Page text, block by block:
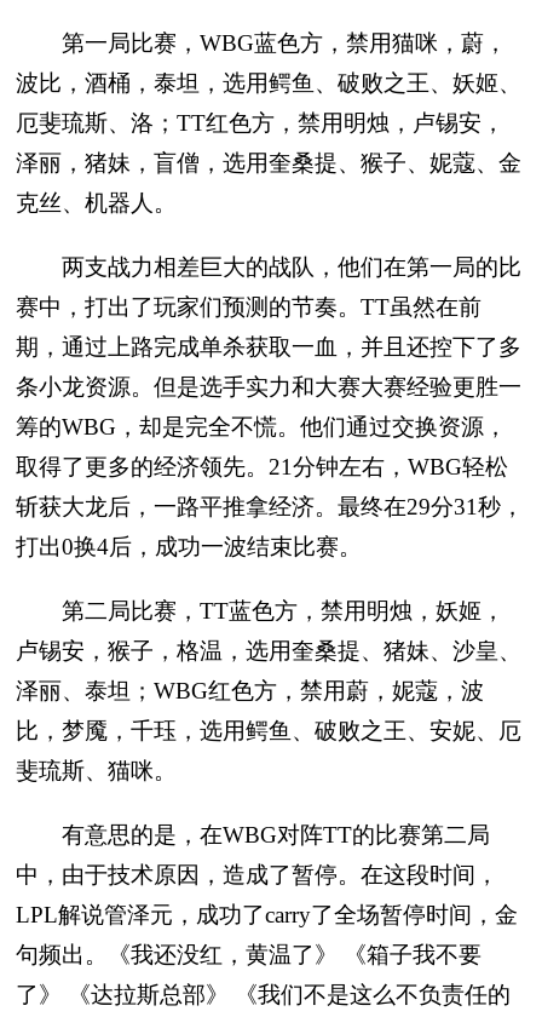
第一局比赛，WBG蓝色方，禁用猫咪，蔚，
波比，酒桶，泰坦，选用鳄鱼、破败之王、妖姬、
厄斐琉斯、洛；TT红色方，禁用明烛，卢锡安，
泽丽，猪妹，盲僧，选用奎桑提、猴子、妮蔻、金
克丝、机器人。
两支战力相差巨大的战队，他们在第一局的比
赛中，打出了玩家们预测的节奏。TT虽然在前
期，通过上路完成单杀获取一血，并且还控下了多
条小龙资源。但是选手实力和大赛大赛经验更胜一
筹的WBG，却是完全不慌。他们通过交换资源，
取得了更多的经济领先。21分钟左右，WBG轻松
斩获大龙后，一路平推拿经济。最终在29分31秒，
打出0换4后，成功一波结束比赛。
第二局比赛，TT蓝色方，禁用明烛，妖姬，
卢锡安，猴子，格温，选用奎桑提、猪妹、沙皇、
泽丽、泰坦；WBG红色方，禁用蔚，妮蔻，波
比，梦魇，千珏，选用鳄鱼、破败之王、安妮、厄
斐琉斯、猫咪。
有意思的是，在WBG对阵TT的比赛第二局
中，由于技术原因，造成了暂停。在这段时间，
LPL解说管泽元，成功了carry了全场暂停时间，金
句频出。《我还没红，黄温了》 《箱子我不要
了》 《达拉斯总部》 《我们不是这么不负责任的